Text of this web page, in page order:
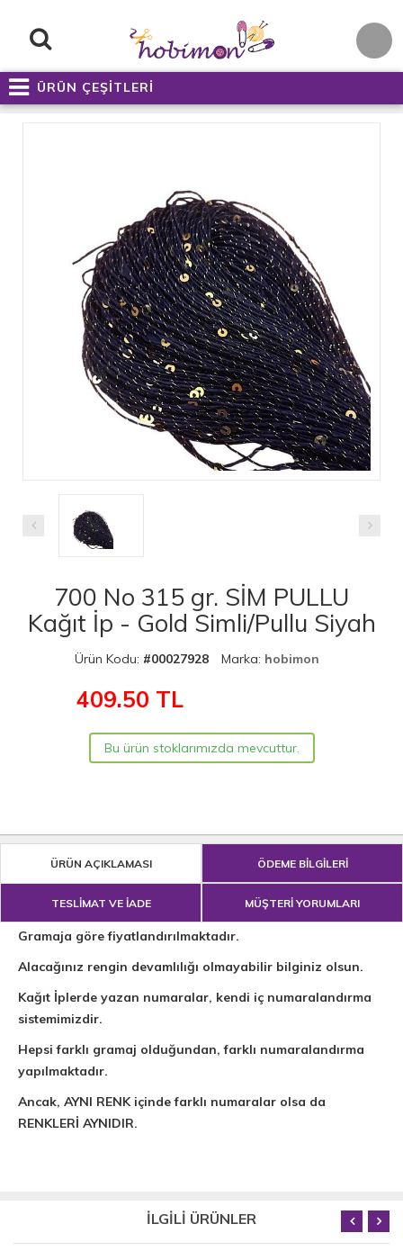
ÜRÜN ÇEŞİTLERİ
700 No 315 gr. SİM PULLU
Kağıt İp - Gold Simli/Pullu Siyah
Ürün Kodu: #00027928 Marka: hobimon
409.50 TL
Bu ürün stoklarımızda mevcuttur.
ÜRÜN AÇIKLAMASI ÖDEME BİLGİLERİ
TESLİMAT VE İADE MÜŞTERİ YORUMLARI
Gramaja göre fiyatlandırılmaktadır.
Alacağınız rengin devamlılığı olmayabilir bilginiz olsun.
Kağıt İplerde yazan numaralar, kendi iç numaralandırma
sistemimizdir.
Hepsi farklı gramaj olduğundan, farklı numaralandırma
yapılmaktadır.
Ancak, AYNI RENK içinde farklı numaralar olsa da
RENKLERİ AYNIDIR.
İLGİLİ ÜRÜNLER